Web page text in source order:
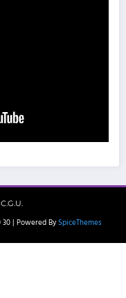
C.G.U.
30 | Powered By SpiceThemes